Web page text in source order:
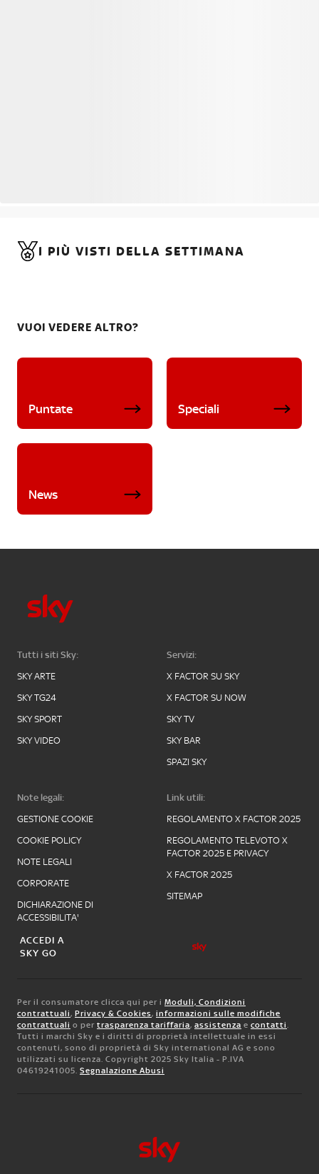
I PIÙ VISTI DELLA SETTIMANA
VUOI VEDERE ALTRO?
Puntate Speciali
News
Tutti i siti Sky:
SKY ARTE
SKY TG24
SKY SPORT
SKY VIDEO
Servizi:
X FACTOR SU SKY
X FACTOR SU NOW
SKY TV
SKY BAR
SPAZI SKY
Note legali:
GESTIONE COOKIE
COOKIE POLICY
NOTE LEGALI
CORPORATE
DICHIARAZIONE DI
ACCESSIBILITA'
Link utili:
REGOLAMENTO X FACTOR 2025
REGOLAMENTO TELEVOTO X
FACTOR 2025 E PRIVACY
X FACTOR 2025
SITEMAP
ACCEDI A
SKY GO
Per il consumatore clicca qui per i Moduli, Condizioni
contrattuali, Privacy & Cookies, informazioni sulle modifiche
contrattuali o per trasparenza tariffaria, assistenza e contatti.
Tutti i marchi Sky e i diritti di proprietà intellettuale in essi
contenuti, sono di proprietà di Sky international AG e sono
utilizzati su licenza. Copyright 2025 Sky Italia - P.IVA
04619241005. Segnalazione Abusi